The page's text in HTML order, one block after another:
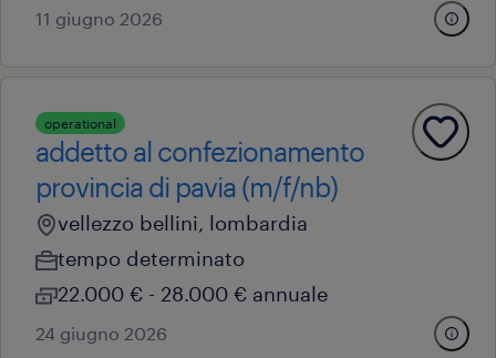
11 giugno 2026
operational
addetto al confezionamento
provincia di pavia (m/f/nb)
vellezzo bellini, lombardia
tempo determinato
22.000 € - 28.000 € annuale
24 giugno 2026